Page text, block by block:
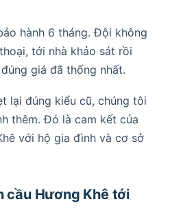
hành 6 tháng. Đội không
tới nhà khảo sát rồi
giá đã thống nhất.
lại đúng kiểu cũ, chúng tôi
thêm. Đó là cam kết của
với hộ gia đình và cơ sở
cầu Hương Khê tới